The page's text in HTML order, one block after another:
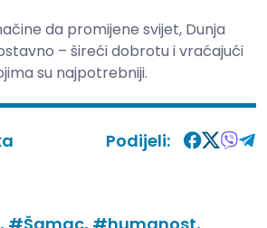
da promijene svijet, Dunja
– šireći dobrotu i vraćajući
su najpotrebniji.
Podijeli: